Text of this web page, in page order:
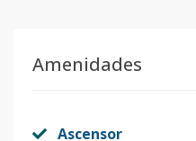
Amenidades
Ascensor